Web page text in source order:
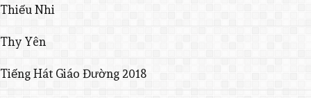
Thiếu Nhi
Thy Yên
Tiếng Hát Giáo Đường 2018